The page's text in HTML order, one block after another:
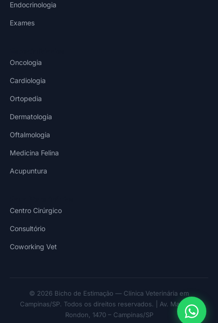
Endocrinologia
Exames
Oncologia
Cardiologia
Ortopedia
Dermatologia
Oftalmologia
Medicina Felina
Acupuntura
Centro Cirúrgico
Consultório
Coworking Vet
© 2026 Bicho de Estimação — Clínica Veterinária em
Campinas/SP. Todos os direitos reservados. | Av. Marechal
Rondon, 1470 – Campinas/SP